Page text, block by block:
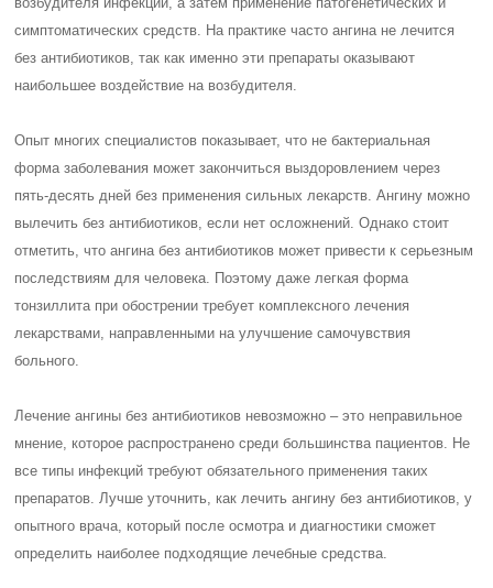
симптоматических средств. На практике часто ангина не лечится
без антибиотиков, так как именно эти препараты оказывают
наибольшее воздействие на возбудителя.
Опыт многих специалистов показывает, что не бактериальная
форма заболевания может закончиться выздоровлением через
пять-десять дней без применения сильных лекарств. Ангину можно
вылечить без антибиотиков, если нет осложнений. Однако стоит
отметить, что ангина без антибиотиков может привести к серьезным
последствиям для человека. Поэтому даже легкая форма
тонзиллита при обострении требует комплексного лечения
лекарствами, направленными на улучшение самочувствия
больного.
Лечение ангины без антибиотиков невозможно – это неправильное
мнение, которое распространено среди большинства пациентов. Не
все типы инфекций требуют обязательного применения таких
препаратов. Лучше уточнить, как лечить ангину без антибиотиков, у
опытного врача, который после осмотра и диагностики сможет
определить наиболее подходящие лечебные средства.